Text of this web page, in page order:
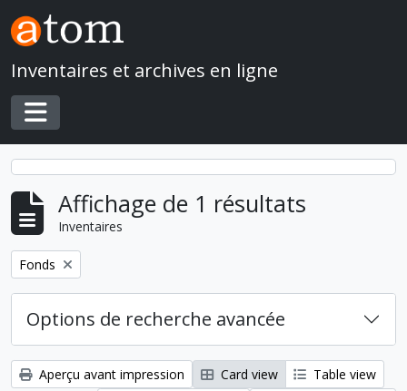
Skip to main content
Inventaires et archives en ligne
Toggle navigation
Affichage de 1 résultats
Inventaires
Remove filter:
Fonds
Options de recherche avancée
Aperçu avant impression Card view
Table view